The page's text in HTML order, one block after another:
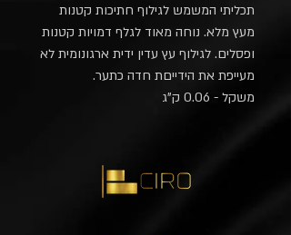
תכליתי המשמש לגילוף חתיכות קטנות
מעץ מלא. נוחה מאוד לגלף דמויות קטנות
ופסלים. לגילוף עץ עדין ידית ארגונומית לא
מעייפת את הידייםת חדה כתער.
משקל - 0.06 ק"ג